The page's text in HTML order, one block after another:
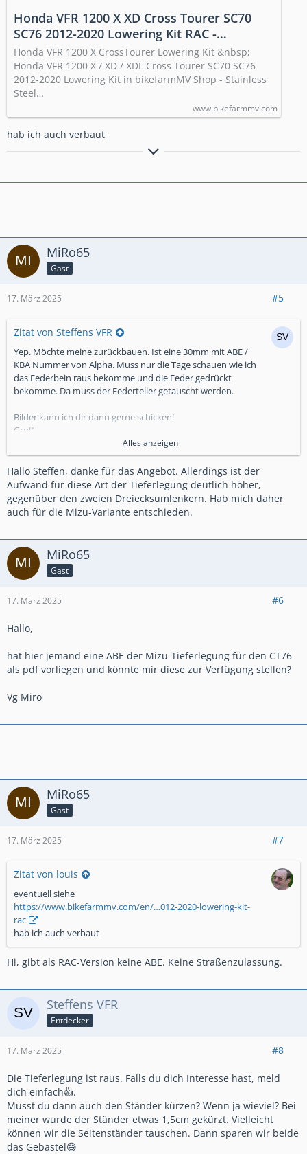
Honda VFR 1200 X XD Cross Tourer SC70
SC76 2012-2020 Lowering Kit RAC -
bikefarmMV Motorcycle Parts - Germany
Honda VFR 1200 X CrossTourer Lowering Kit &nbsp;
Honda VFR 1200 X / XD / XDL Cross Tourer SC70 SC76
2012-2020 Lowering Kit in bikefarmMV Shop - Stainless
Steel…
www.bikefarmmv.com
hab ich auch verbaut
immer eine Gute Fahrt,
Louis
MiRo65
Gast
17. März 2025 #5
Zitat von Steffens VFR
Yep. Möchte meine zurückbauen. Ist eine 30mm mit ABE /
KBA Nummer von Alpha. Muss nur die Tage schauen wie ich
das Federbein raus bekomme und die Feder gedrückt
bekomme. Da muss der Federteller getauscht werden.
Bilder kann ich dir dann gerne schicken!
Gruß
https://alphatechnik.de/alpha-…
NEmI3ibjmauyZSXmyZZ0Fenm7
Alles anzeigen
Hallo Steffen, danke für das Angebot. Allerdings ist der
Aufwand für diese Art der Tieferlegung deutlich höher,
gegenüber den zweien Dreiecksumlenkern. Hab mich daher
auch für die Mizu-Variante entschieden.
MiRo65
Gast
17. März 2025 #6
Hallo,
hat hier jemand eine ABE der Mizu-Tieferlegung für den CT76
als pdf vorliegen und könnte mir diese zur Verfügung stellen?
Vg Miro
MiRo65
Gast
17. März 2025 #7
Zitat von louis
eventuell siehe
https://www.bikefarmmv.com/en/…012-2020-lowering-kit-
rac
hab ich auch verbaut
Hi, gibt als RAC-Version keine ABE. Keine Straßenzulassung.
Steffens VFR
Entdecker
17. März 2025 #8
Die Tieferlegung ist raus. Falls du dich Interesse hast, meld
dich einfach👍.
Musst du dann auch den Ständer kürzen? Wenn ja wieviel? Bei
meiner wurde der Ständer etwas 1,5cm gekürzt. Vielleicht
können wir die Seitenständer tauschen. Dann sparen wir beide
das Gebastel😅